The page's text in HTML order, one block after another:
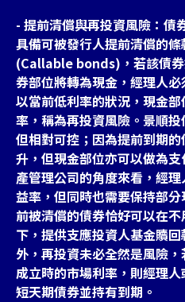
- 提前清償與再投資風險：債
具備可被發行人提前清償的
(Callable bonds)，若該債
券部位將轉為現金，經理人
以當前低利率的狀況，現金
率，稱為再投資風險。景順
但相對可控；因為提前到期
升，但現金部位亦可以做為
產管理公司的角度來看，經
益率，但同時也需要保持部
前被清償的債券恰好可以在
下，提供支應投資人基金贖
外，再投資未必全然是風險
成立時的市場利率，則經理
短天期債券並持有到期。